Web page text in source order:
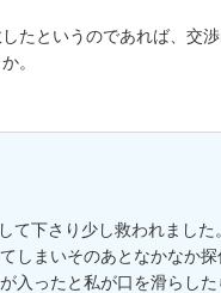
たというのであれば、交
。
て下さり少し救われました。
しまいそのあとなかなか
入ったと私が口を滑らし